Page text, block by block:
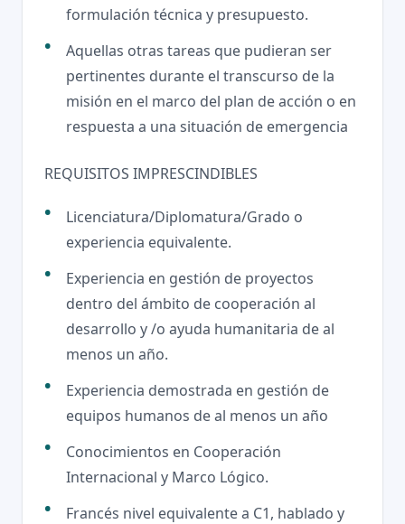
formulación técnica y presupuesto.
Aquellas otras tareas que pudieran ser
pertinentes durante el transcurso de la
misión en el marco del plan de acción o en
respuesta a una situación de emergencia
REQUISITOS IMPRESCINDIBLES
Licenciatura/Diplomatura/Grado o
experiencia equivalente.
Experiencia en gestión de proyectos
dentro del ámbito de cooperación al
desarrollo y /o ayuda humanitaria de al
menos un año.
Experiencia demostrada en gestión de
equipos humanos de al menos un año
Conocimientos en Cooperación
Internacional y Marco Lógico.
Francés nivel equivalente a C1, hablado y